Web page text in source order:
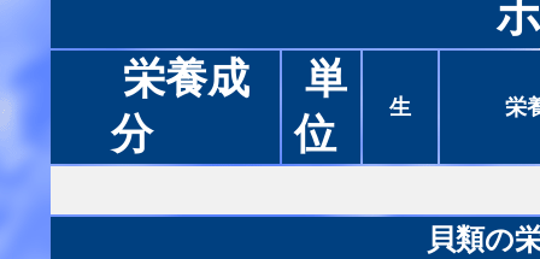
栄養成
分
単
位
生 栄
貝類の